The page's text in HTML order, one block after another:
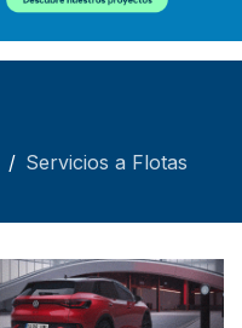
Servicios a Flotas